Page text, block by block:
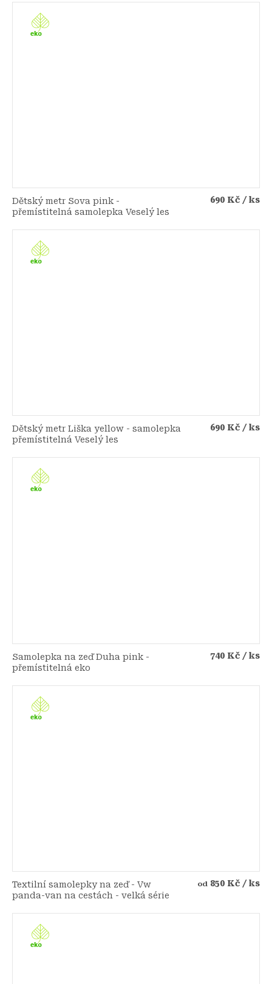
Dětský metr Sova pink -
přemístitelná samolepka Veselý les
690 Kč / ks
Dětský metr Liška yellow - samolepka
přemístitelná Veselý les
690 Kč / ks
Samolepka na zeď Duha pink -
přemístitelná eko
740 Kč / ks
Textilní samolepky na zeď - Vw
panda-van na cestách - velká série
od 850 Kč / ks